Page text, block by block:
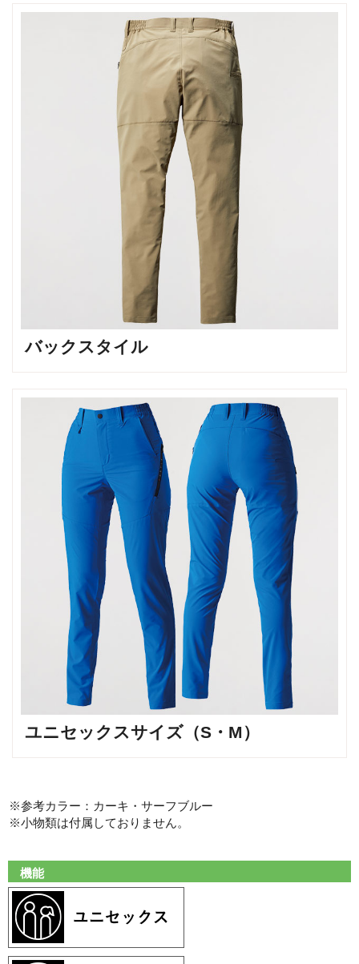
バックスタイル
ユニセックスサイズ（S・M）
※参考カラー：カーキ・サーフブルー
※小物類は付属しておりません。
機能